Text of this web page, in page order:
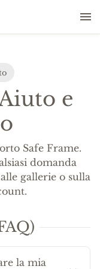
e
Safe Frame.
domanda
gallerie o sulla
la mia